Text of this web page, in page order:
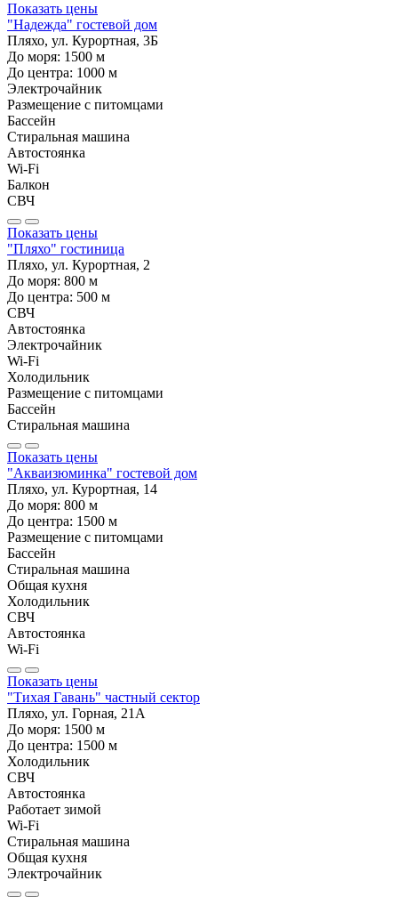
Показать цены
"Надежда" гостевой дом
Пляхо, ул. Курортная, 3Б
До моря: 1500 м
До центра: 1000 м
Электрочайник
Размещение с питомцами
Бассейн
Стиральная машина
Автостоянка
Wi-Fi
Балкон
СВЧ
Показать цены
"Пляхо" гостиница
Пляхо, ул. Курортная, 2
До моря: 800 м
До центра: 500 м
СВЧ
Автостоянка
Электрочайник
Wi-Fi
Холодильник
Размещение с питомцами
Бассейн
Стиральная машина
Показать цены
"Акваизюминка" гостевой дом
Пляхо, ул. Курортная, 14
До моря: 800 м
До центра: 1500 м
Размещение с питомцами
Бассейн
Стиральная машина
Общая кухня
Холодильник
СВЧ
Автостоянка
Wi-Fi
Показать цены
"Тихая Гавань" частный сектор
Пляхо, ул. Горная, 21А
До моря: 1500 м
До центра: 1500 м
Холодильник
СВЧ
Автостоянка
Работает зимой
Wi-Fi
Стиральная машина
Общая кухня
Электрочайник